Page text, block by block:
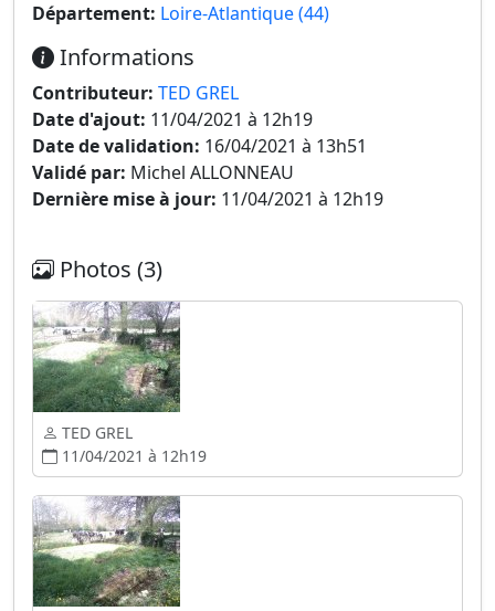
Département: Loire-Atlantique (44)
Informations
Contributeur: TED GREL
Date d'ajout: 11/04/2021 à 12h19
Date de validation: 16/04/2021 à 13h51
Validé par: Michel ALLONNEAU
Dernière mise à jour: 11/04/2021 à 12h19
Photos (3)
TED GREL
11/04/2021 à 12h19